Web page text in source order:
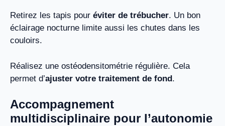
Retirez les tapis pour éviter de trébucher. Un bon
éclairage nocturne limite aussi les chutes dans les
couloirs.
Réalisez une ostéodensitométrie régulière. Cela
permet d’ajuster votre traitement de fond.
Accompagnement
multidisciplinaire pour l’autonomie